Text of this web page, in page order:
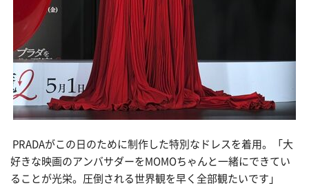
PRADAがこの日のために制作した特別なドレスを着用。「大
好きな映画のアンバサダーをMOMOちゃんと一緒にできてい
ることが光栄。圧倒される世界観を早く全部観たいです」